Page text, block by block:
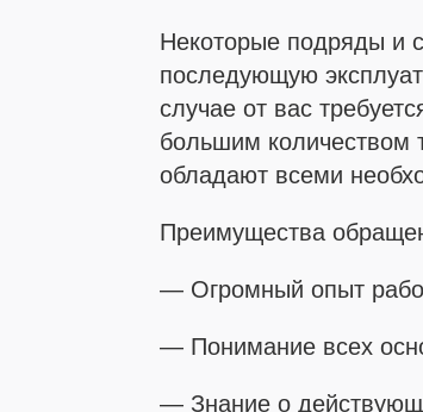
Некоторые подряды и
последующую
случае от вас
большим количеством
обладают всеми
Преимущества
— Огромный опыт
— Понимание всех
— Знание о